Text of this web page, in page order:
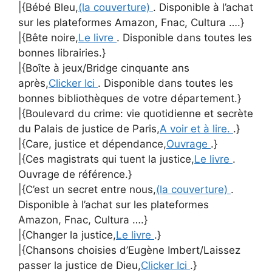
|{Bébé Bleu,(la couverture) . Disponible à l’achat
sur les plateformes Amazon, Fnac, Cultura ….}
|{Bête noire,Le livre . Disponible dans toutes les
bonnes librairies.}
|{Boîte à jeux/Bridge cinquante ans
après,Clicker Ici . Disponible dans toutes les
bonnes bibliothèques de votre département.}
|{Boulevard du crime: vie quotidienne et secrète
du Palais de justice de Paris,A voir et à lire. .}
|{Care, justice et dépendance,Ouvrage .}
|{Ces magistrats qui tuent la justice,Le livre .
Ouvrage de référence.}
|{C’est un secret entre nous,(la couverture) .
Disponible à l’achat sur les plateformes
Amazon, Fnac, Cultura ….}
|{Changer la justice,Le livre .}
|{Chansons choisies d’Eugène Imbert/Laissez
passer la justice de Dieu,Clicker Ici .}